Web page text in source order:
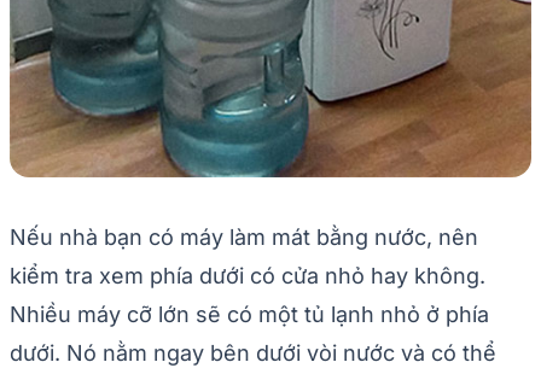
Nếu nhà bạn có máy làm mát bằng nước, nên
kiểm tra xem phía dưới có cửa nhỏ hay không.
Nhiều máy cỡ lớn sẽ có một tủ lạnh nhỏ ở phía
dưới. Nó nằm ngay bên dưới vòi nước và có thể